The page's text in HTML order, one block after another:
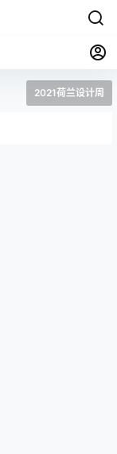
2021荷兰设计周